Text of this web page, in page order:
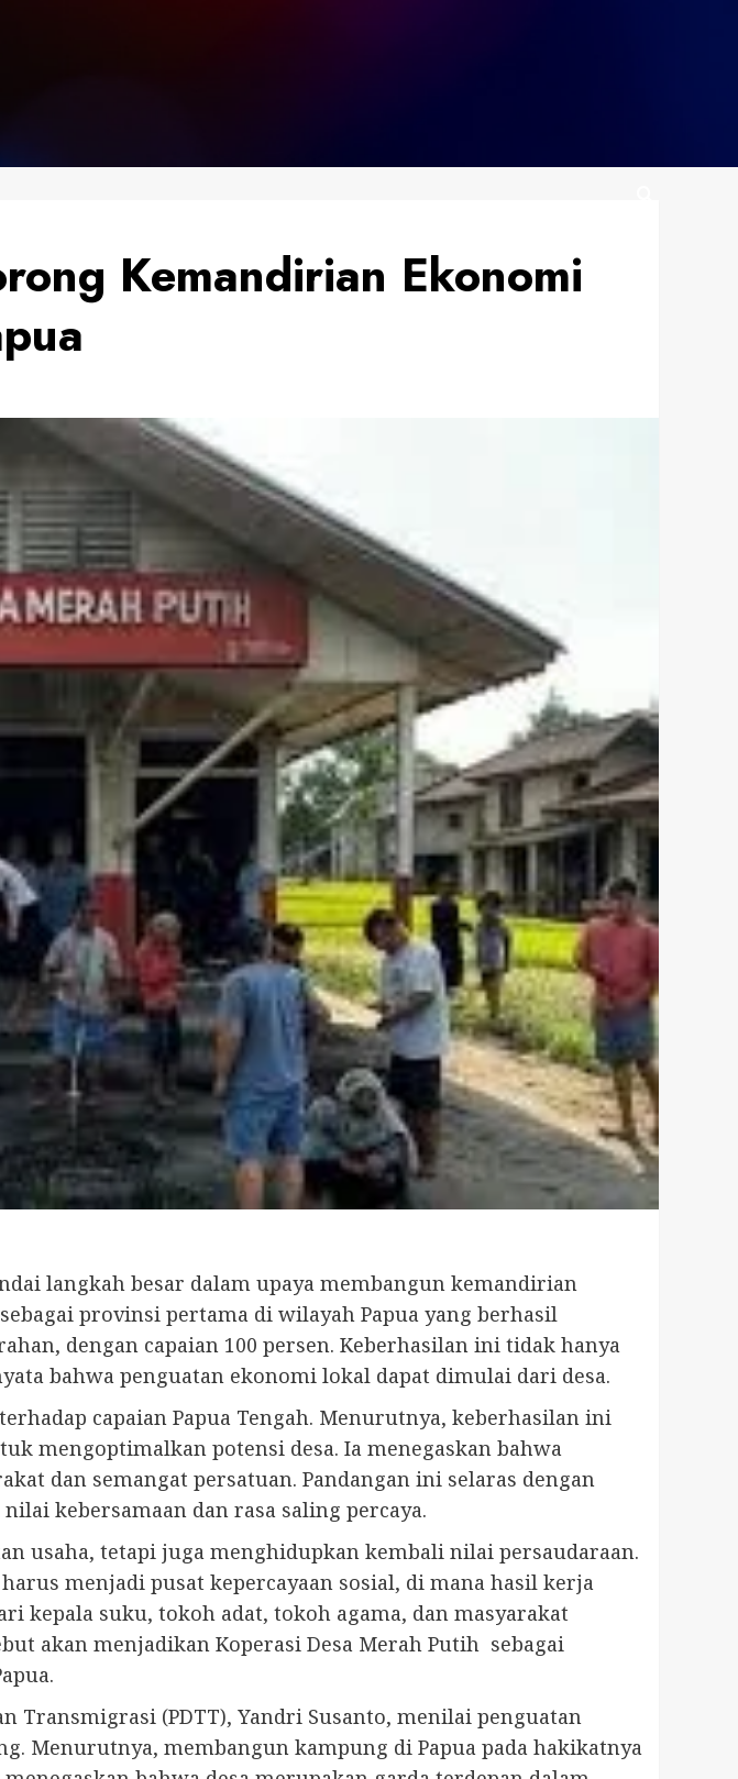
Kemandirian Ekonomi
langkah besar dalam upaya membangun kemandirian
provinsi pertama di wilayah Papua yang berhasil
dengan capaian 100 persen. Keberhasilan ini tidak hanya
bahwa penguatan ekonomi lokal dapat dimulai dari desa.
capaian Papua Tengah. Menurutnya, keberhasilan ini
mengoptimalkan potensi desa. Ia menegaskan bahwa
dan semangat persatuan. Pandangan ini selaras dengan
kebersamaan dan rasa saling percaya.
usaha, tetapi juga menghidupkan kembali nilai persaudaraan.
menjadi pusat kepercayaan sosial, di mana hasil kerja
kepala suku, tokoh adat, tokoh agama, dan masyarakat
akan menjadikan Koperasi Desa Merah Putih sebagai
Transmigrasi (PDTT), Yandri Susanto, menilai penguatan
Menurutnya, membangun kampung di Papua pada hakikatnya